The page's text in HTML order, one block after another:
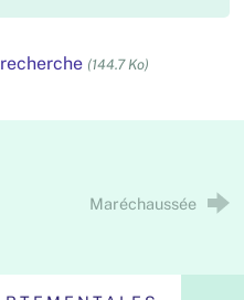
(144.7 Ko)
Maréchaussée